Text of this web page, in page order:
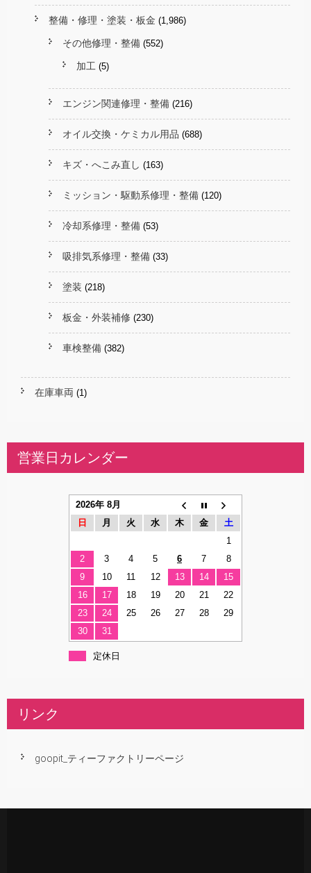
整備・修理・塗装・板金 (1,986)
その他修理・整備 (552)
加工 (5)
エンジン関連修理・整備 (216)
オイル交換・ケミカル用品 (688)
キズ・へこみ直し (163)
ミッション・駆動系修理・整備 (120)
冷却系修理・整備 (53)
吸排気系修理・整備 (33)
塗装 (218)
板金・外装補修 (230)
車検整備 (382)
在庫車両 (1)
営業日カレンダー
2026年 8月
日
月 火 水 木 金
土
1
2
3 4 5 6 7
8
9
10 11 12 13 14
15
16
17 18 19 20 21
22
23
24 25 26 27 28
29
30
31
定休日
リンク
goopit_ティーファクトリーページ